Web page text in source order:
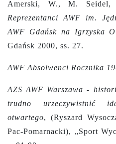
Amerski, W., M. Seidel,
Reprezentanci AWF im.
AWF Gdańsk na Igrzyska
Gdańsk 2000, ss. 27.
AWF Absolwenci Rocznika
AZS AWF Warszawa -
trudno urzeczywistnić
otwartego, (Ryszard
Pac-Pomarnacki), „Sport